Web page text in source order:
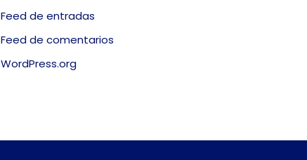
Feed de entradas
Feed de comentarios
WordPress.org